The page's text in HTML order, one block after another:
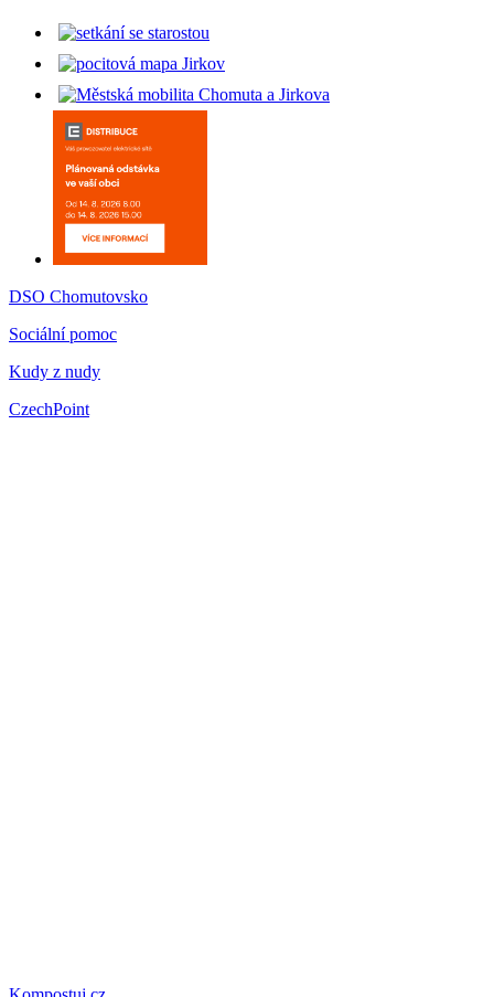
DSO Chomutovsko
Sociální pomoc
Kudy z nudy
CzechPoint